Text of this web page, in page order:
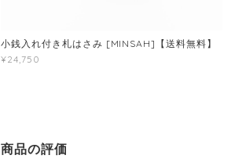
小銭入れ付き札はさみ [MINSAH]【送料無料】
¥24,750
商品の評価